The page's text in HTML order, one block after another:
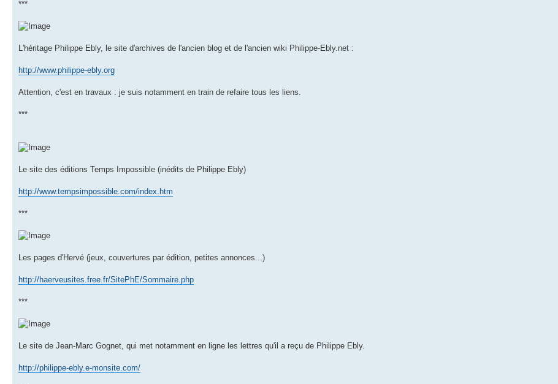
***
L'héritage Philippe Ebly, le site d'archives de l'ancien blog et de l'ancien wiki Philippe-Ebly.net :
http://www.philippe-ebly.org
Attention, c'est en travaux : je suis notamment en train de refaire tous les liens.
***
Le site des éditions Temps Impossible (inédits de Philippe Ebly)
http://www.tempsimpossible.com/index.htm
***
Les pages d'Hervé (jeux, couvertures par édition, petites annonces...)
http://haerveusites.free.fr/SitePhE/Sommaire.php
***
Le site de Jean-Marc Gognet, qui met notamment en ligne les lettres qu'il a reçu de Philippe Ebly.
http://philippe-ebly.e-monsite.com/